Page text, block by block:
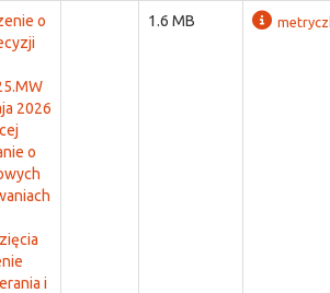
o
2026
o
i
1.6 MB